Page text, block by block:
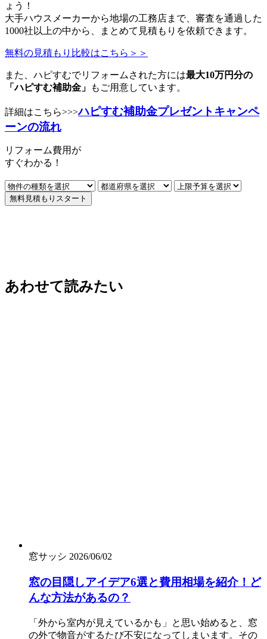
ょう！
大手ハウスメーカーから地場の工務店まで、審査を通過した
1000社以上の中から、まとめて見積もりを依頼できます。
無料の見積もり比較はこちら＞＞
また、ハピすむでリフォームされた方には最大10万円分の
「ハピすむ補助金」
もご用意しています。
詳細はこちら>>>ハピすむ補助金プレゼントキャンペ
ーンの流れ
リフォーム費用 が
すぐわかる！
無料見積もりスタート
あわせて読みたい
窓サッシ 2026/06/02
窓の目隠しアイデア6選と費用相場を紹介！ど
んな方法があるの？
「外から室内が見えているかも」と思い始めると、窓
の外で物音がするたび不安になってしまいます。その